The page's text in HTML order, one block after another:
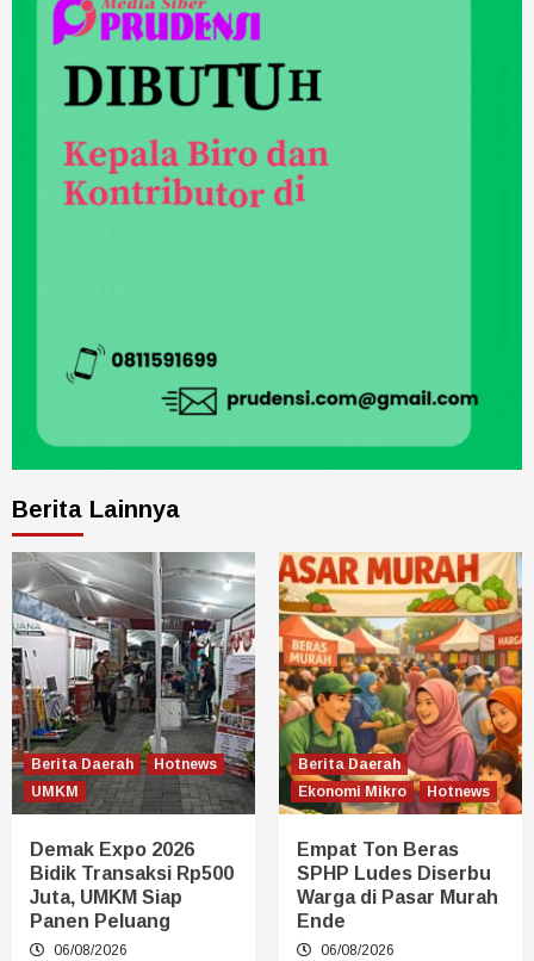
Berita Lainnya
Berita Daerah
Hotnews
UMKM
Demak Expo 2026
Bidik Transaksi Rp500
Juta, UMKM Siap
Panen Peluang
06/08/2026
Berita Daerah
Ekonomi Mikro
Hotnews
Empat Ton Beras
SPHP Ludes Diserbu
Warga di Pasar Murah
Ende
06/08/2026